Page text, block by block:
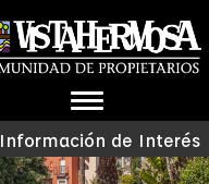
TOGGLE
NAVIGATION
Información de Interés